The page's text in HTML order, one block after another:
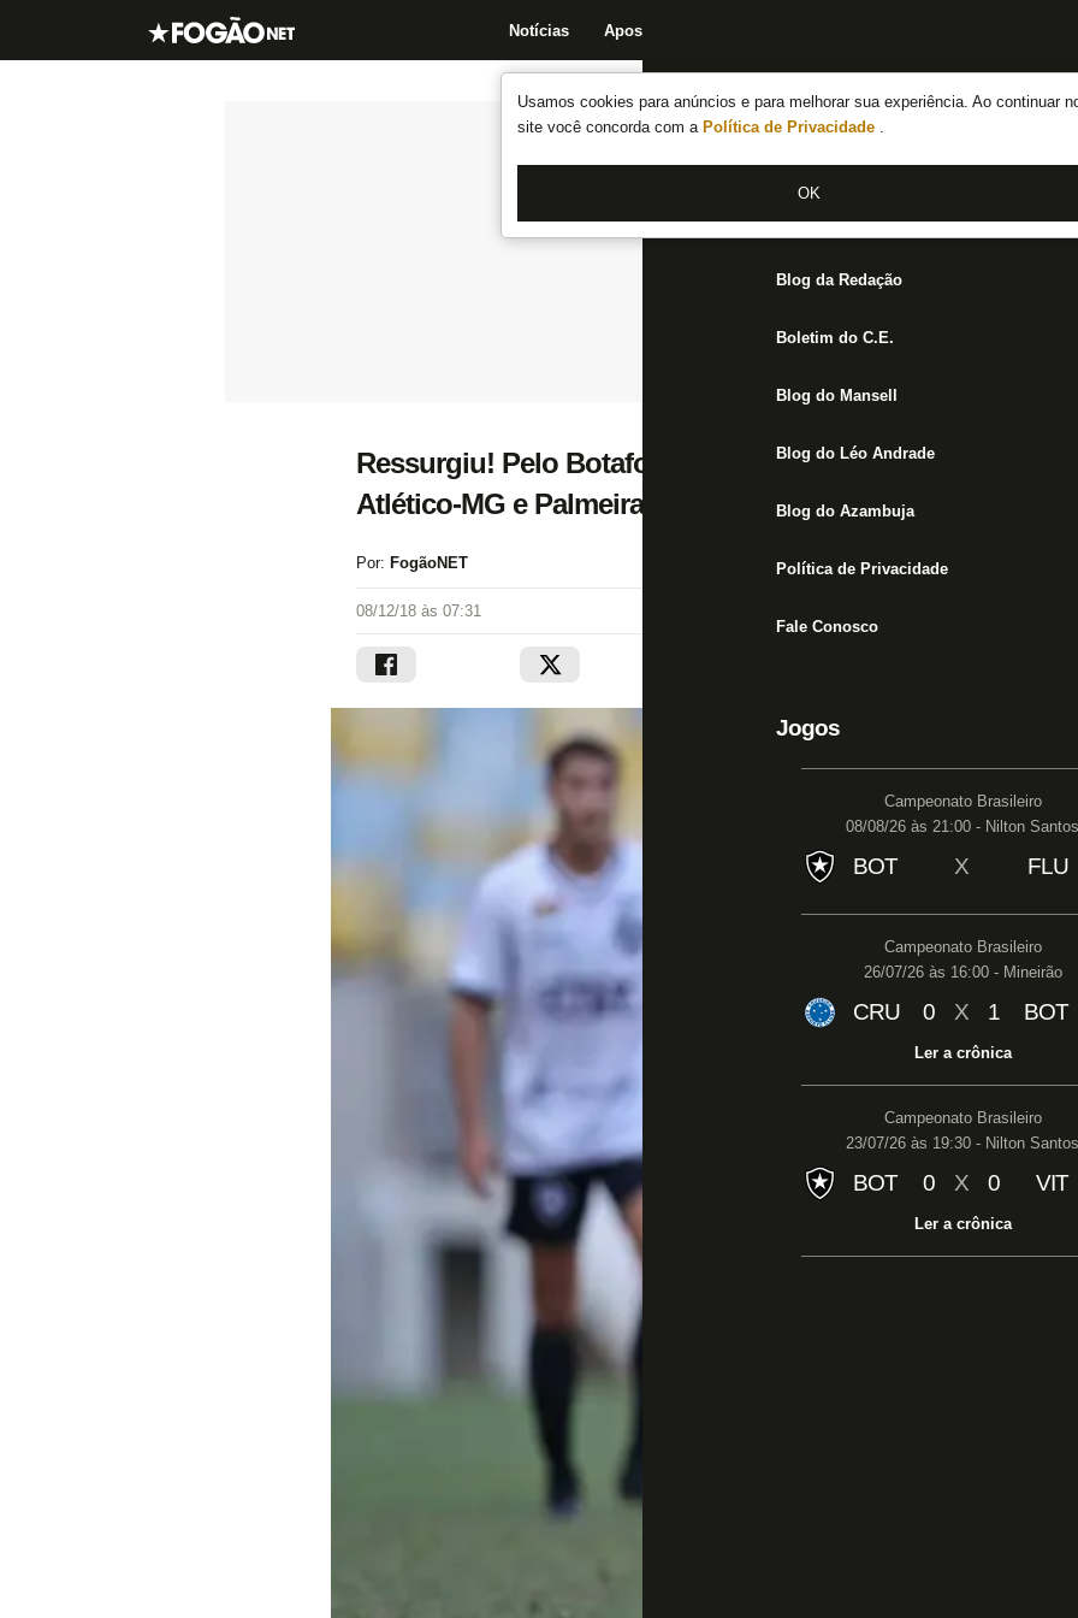
Usamos cookies para anúncios e para melhorar sua experiência. Ao continuar
site você concorda com a Política de Privacidade .
OK
Notícias Apostas
Notícias do Botafogo
Fórum
Jogos
Blog da Redação
Boletim do C.E.
Blog do Mansell
Blog do Léo Andrade
Blog do Azambuja
Política de Privacidade
Fale Conosco
Jogos
Campeonato Brasileiro
08/08/26 às 21:00 - Nilton Santos
BOT X FLU
Campeonato Brasileiro
26/07/26 às 16:00 - Mineirão
CRU 0 X 1 BOT
Ler a crônica
Campeonato Brasileiro
23/07/26 às 19:30 - Nilton Santos
BOT 0 X 0 VIT
Ler a crônica
Ressurgiu! Pelo Botafogo, Erik anotou o número de
Atlético-MG e Palmeiras
Por: FogãoNET
08/12/18 às 07:31